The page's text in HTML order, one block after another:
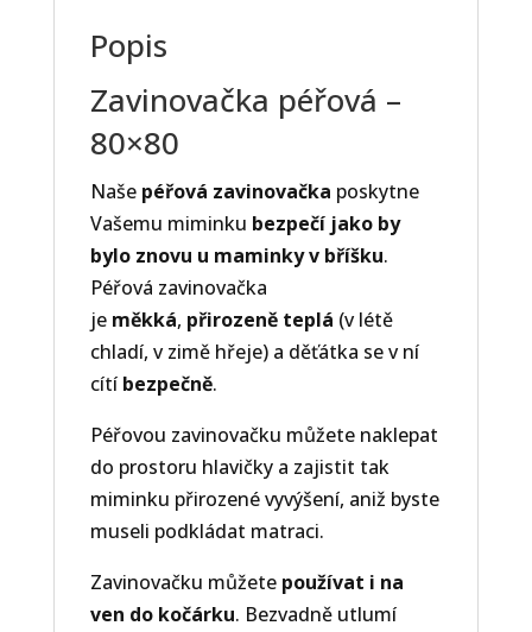
Popis
Zavinovačka péřová –
80×80
Naše péřová zavinovačka poskytne
Vašemu miminku bezpečí jako by
bylo znovu u maminky v bříšku.
Péřová zavinovačka
je měkká, přirozeně teplá (v létě
chladí, v zimě hřeje) a děťátka se v ní
cítí bezpečně.
Péřovou zavinovačku můžete naklepat
do prostoru hlavičky a zajistit tak
miminku přirozené vyvýšení, aniž byste
museli podkládat matraci.
Zavinovačku můžetepoužívat i na
ven do kočárku. Bezvadně utlumí